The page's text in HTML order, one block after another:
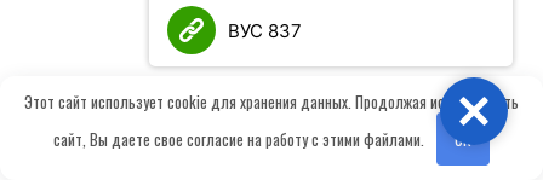
Вам также может быть интересно
Этот сайт использует cookie для хранения данных. Продолжая использовать
сайт, Вы даете свое согласие на работу с этими файлами.
OK
ВУС 837
Close